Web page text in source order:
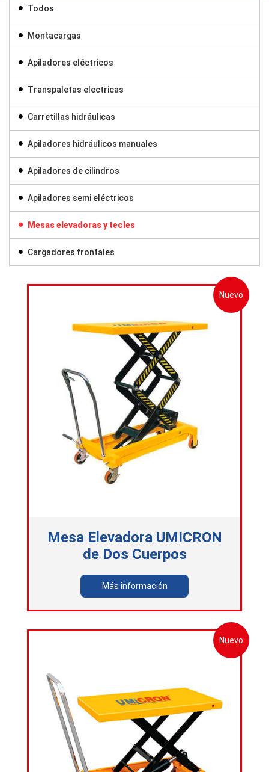
Todos
Montacargas
Apiladores eléctricos
Transpaletas electricas
Carretillas hidráulicas
Apiladores hidráulicos manuales
Apiladores de cilindros
Apiladores semi eléctricos
Mesas elevadoras y tecles
Cargadores frontales
Nuevo
Mesa Elevadora UMICRON
de Dos Cuerpos
Más información
Nuevo